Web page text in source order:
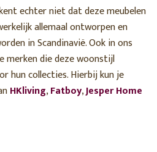
echter niet dat deze meubelen
allemaal ontworpen en
in Scandinavië. Ook in ons
merken die deze woonstijl
hun collecties. Hierbij kun je
HKliving,Fatboy,Jesper Home